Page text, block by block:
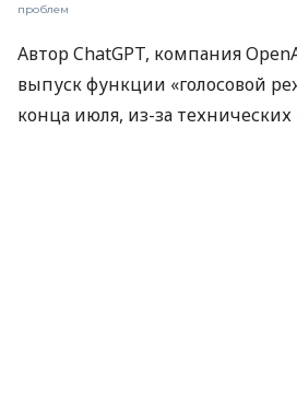
проблем
Автор ChatGPT, компания
выпуск функции «голосовой
конца июля, из-за